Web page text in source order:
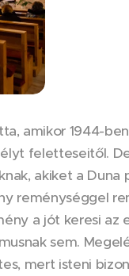
amikor 1944-
feletteseitől.
akiket a Duna
reménységgel
a jót keresi az
sem.
mert isteni